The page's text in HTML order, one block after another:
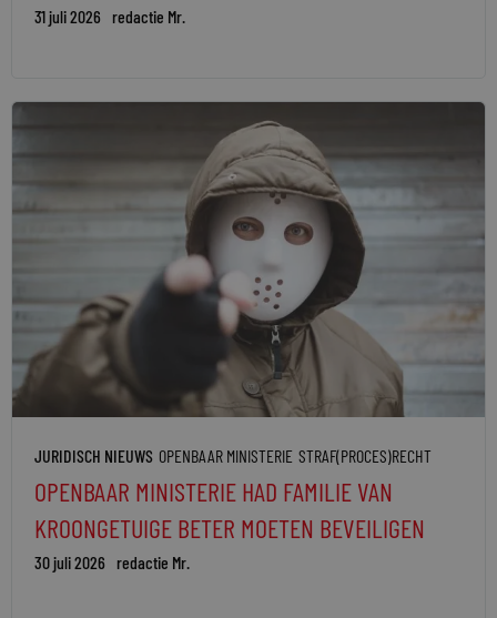
31 juli 2026 redactie Mr.
JURIDISCH NIEUWS OPENBAAR MINISTERIE STRAF(PROCES)RECHT
OPENBAAR MINISTERIE HAD FAMILIE VAN
KROONGETUIGE BETER MOETEN BEVEILIGEN
30 juli 2026 redactie Mr.